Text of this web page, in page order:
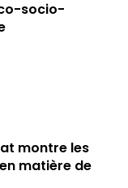
socio-
montre les
matière de